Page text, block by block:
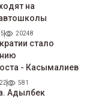
на
20248
стало
- Касымалиев
581
Адылбек